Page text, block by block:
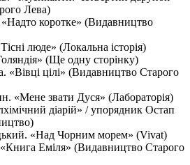
Лева)
коротке» (Видавництво
люде» (Локальна історія)
(Ще одну сторінку)
«Вівці цілі» (Видавництво Старого
«Мене звати Дуся» (Лабораторія)
діарій» / упорядник Остап
«Над Чорним морем» (Vivat)
Еміля» (Видавництво Старого